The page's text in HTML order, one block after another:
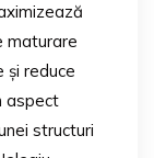
maturare
și reduce
aspect
structuri